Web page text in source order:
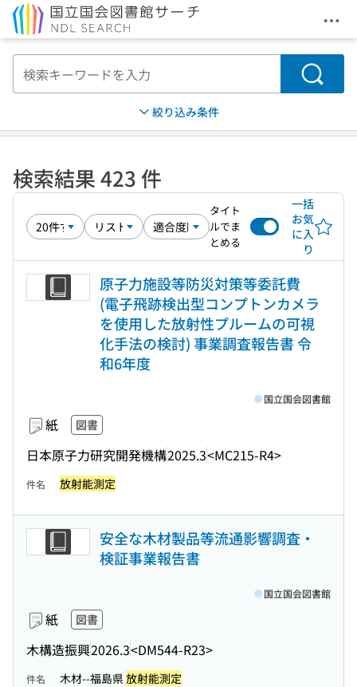
メ
検索
絞り込み条件
検索結果 423 件
タイト
ルでま
とめる
一括
お気
に入
り
原子力施設等防災対策等委託費
(電子飛跡検出型コンプトンカメラ
を使用した放射性プルームの可視
化手法の検討) 事業調査報告書 令
和6年度
紙 図書
日本原子力研究開発機構2025.3<MC215-R4>
国立国会図書館
件名 放射能測定
安全な木材製品等流通影響調査・
検証事業報告書
紙 図書
木構造振興2026.3<DM544-R23>
国立国会図書館
件名 木材--福島県放射能測定